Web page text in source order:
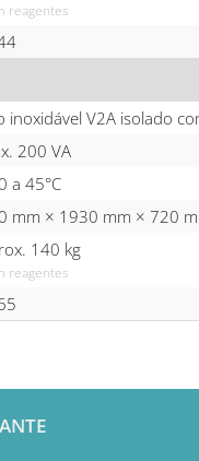
reagentes
inoxidável V2A isolado
200 VA
a 45°C
mm × 1930 mm × 720
140 kg
reagentes